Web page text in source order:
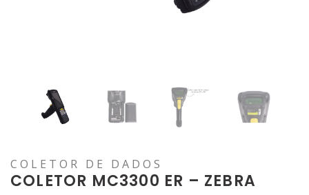
COLETOR DE DADOS
COLETOR MC3300 ER – ZEBRA